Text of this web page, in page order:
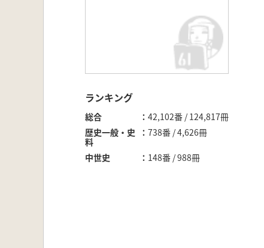
ランキング
総合
42,102番 / 124,817冊
歴史一般・史
料
738番 / 4,626冊
中世史 148番 / 988冊